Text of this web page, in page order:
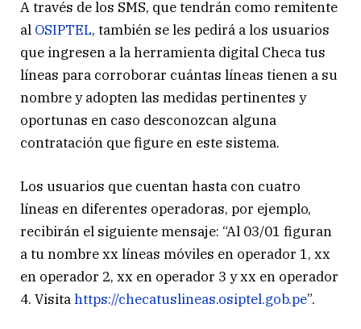
A través de los SMS, que tendrán como remitente
al OSIPTEL, también se les pedirá a los usuarios
que ingresen a la herramienta digital Checa tus
líneas para corroborar cuántas líneas tienen a su
nombre y adopten las medidas pertinentes y
oportunas en caso desconozcan alguna
contratación que figure en este sistema.
Los usuarios que cuentan hasta con cuatro
líneas en diferentes operadoras, por ejemplo,
recibirán el siguiente mensaje: “Al 03/01 figuran
a tu nombre xx líneas móviles en operador 1, xx
en operador 2, xx en operador 3 y xx en operador
4. Visitahttps://checatuslineas.osiptel.gob.pe”.